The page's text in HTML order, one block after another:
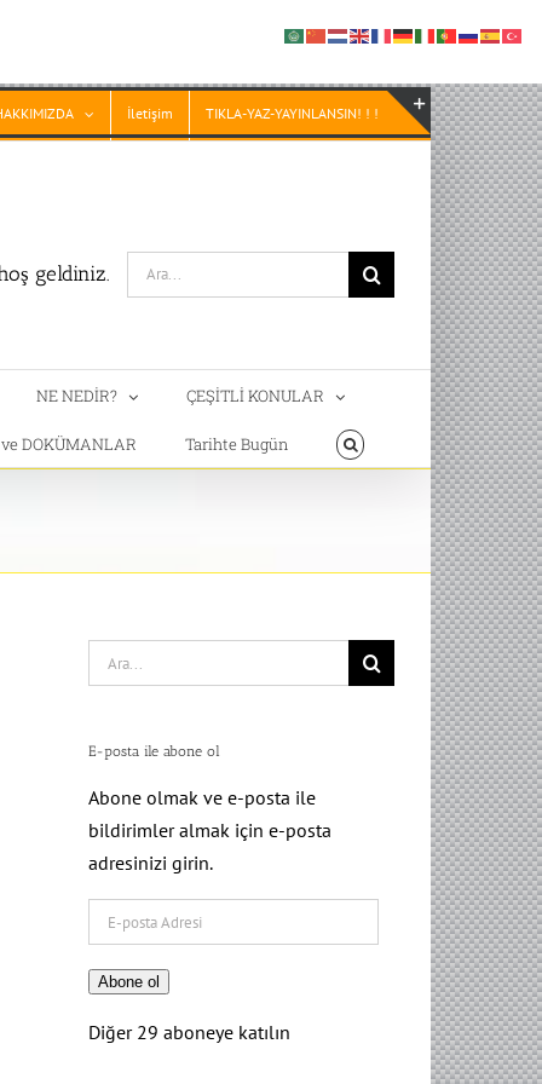
İletişim TIKLA-YAZ-YAYINLANSIN! ! !
geldiniz.
Search
for:
NE NEDİR? ÇEŞİTLİ KONULAR
DOKÜMANLAR Tarihte Bugün
Search
for:
E-posta ile abone ol
Abone olmak ve e-posta ile
bildirimler almak için e-posta
adresinizi girin.
posta
Adresi
Abone ol
Diğer 29 aboneye katılın
Toggle
Sliding
Bar
Area